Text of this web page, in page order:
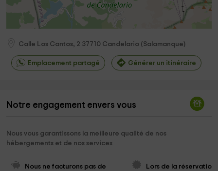
Calle Los Cantos, 2 37710 Candelario (Salamanque)
Emplacement partagé Générer un itinéraire
Notre engagement envers vous
Nous vous garantissons la meilleure qualité de nos
hébergements et de nos services
Nous ne facturons pas de
Lors de la